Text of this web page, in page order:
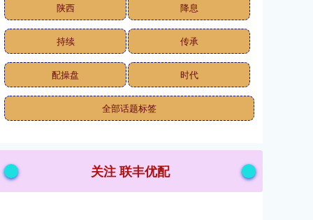
陕西 降息
持续 传承
配操盘 时代
全部话题标签
关注 联丰优配